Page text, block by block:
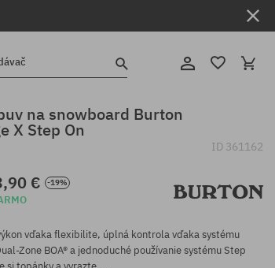
na snowboard Burton
X Step On
ID 361162
€ -19%
vďaka flexibilite, úplná kontrola vďaka systému
Zone BOA® a jednoduché používanie systému Step